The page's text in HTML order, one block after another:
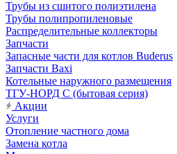
Трубы из сшитого полиэтилена
Трубы полипропиленовые
Распределительные коллекторы
Запчасти
Запасные части для котлов Buderus
Запчасти Baxi
Котельные наружного размещения
ТГУ-НОРД С (бытовая серия)
Акции
Услуги
Отопление частного дома
Замена котла